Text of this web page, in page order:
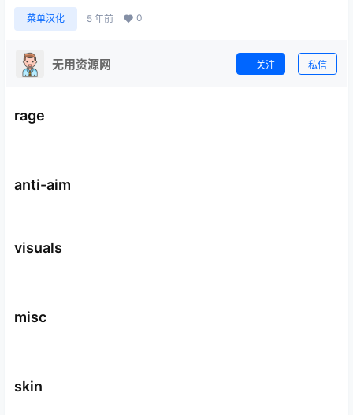
菜单汉化 5 年前 0
无用资源网 关注 私信
rage
anti-aim
visuals
misc
skin